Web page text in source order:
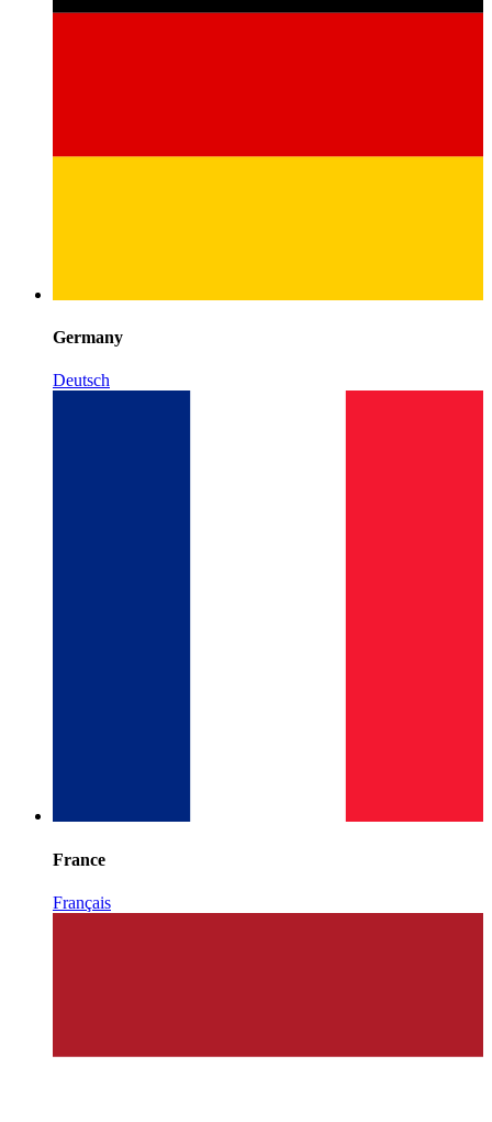
Germany
Deutsch
France
Français